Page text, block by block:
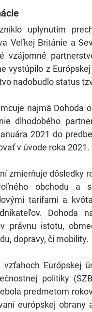
uplynutím
Veľkej Británie a
vzájomné
vystúpilo z
nadobudlo status
najmä Dohoda
dlhodobého
2021 do
v úvode roka 2021.
zmierňuje dôsledky
obchodu a
tarifami a
Dohoda
právnu istotu,
dopravy, či mobility.
vzťahoch Európskej
politiky
predmetom
európskej obrany